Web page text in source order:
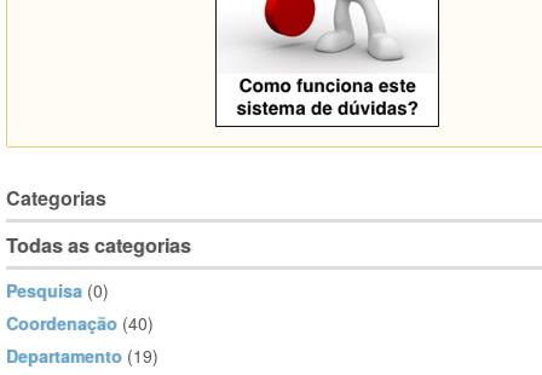
Categorias
Todas as categorias
Pesquisa (0)
Coordenação (40)
Departamento (19)